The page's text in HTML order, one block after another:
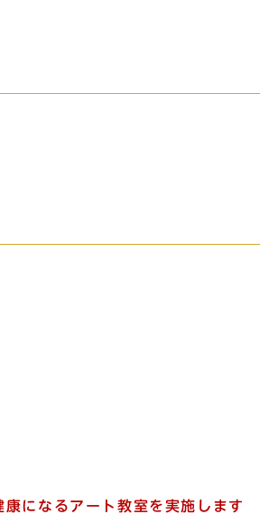
になるアート教室を実施します